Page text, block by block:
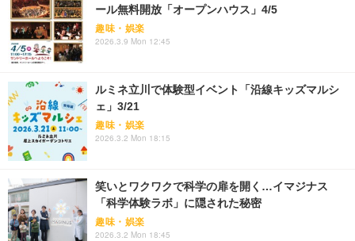
ール無料開放「オープンハウス」4/5
趣味・娯楽
2026.3.9 Mon 12:45
ルミネ立川で体験型イベント「沿線キッズマルシ
ェ」3/21
趣味・娯楽
2026.3.2 Mon 18:15
笑いとワクワクで科学の扉を開く…イマジナス
「科学体験ラボ」に隠された秘密
趣味・娯楽
2026.3.2 Mon 18:45